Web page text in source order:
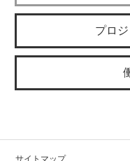
プロ
サイトマップ